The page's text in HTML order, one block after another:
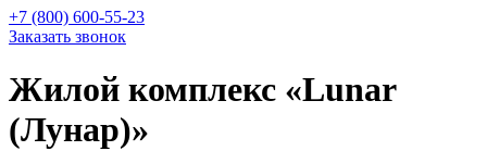
+7 (800) 600-55-23
Заказать звонок
Жилой комплекс «Lunar
(Лунар)»